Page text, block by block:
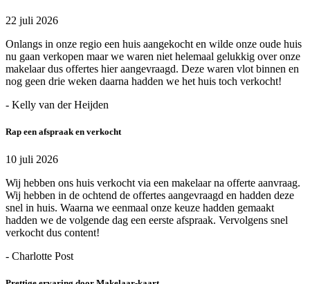
22 juli 2026
Onlangs in onze regio een huis aangekocht en wilde onze oude huis
nu gaan verkopen maar we waren niet helemaal gelukkig over onze
makelaar dus offertes hier aangevraagd. Deze waren vlot binnen en
nog geen drie weken daarna hadden we het huis toch verkocht!
- Kelly van der Heijden
Rap een afspraak en verkocht
10 juli 2026
Wij hebben ons huis verkocht via een makelaar na offerte aanvraag.
Wij hebben in de ochtend de offertes aangevraagd en hadden deze
snel in huis. Waarna we eenmaal onze keuze hadden gemaakt
hadden we de volgende dag een eerste afspraak. Vervolgens snel
verkocht dus content!
- Charlotte Post